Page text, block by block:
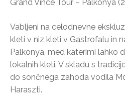
Grand Vince Tour – Palkonya
Vabljeni na celodnevne
kleti v niz kleti v Gastrofalu in
Palkonya, med katerimi lahko
lokalnih kleti. V skladu s
do sončnega zahoda vodila
Haraszti.